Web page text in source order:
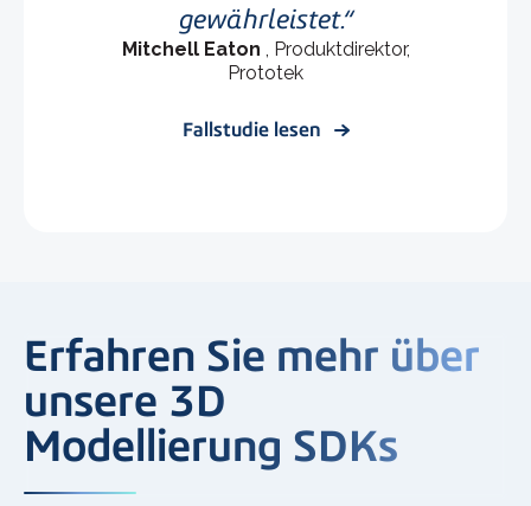
gewährleistet.
Mitchell Eaton
, Produktdirektor,
Prototek
Fallstudie lesen
Erfahren Sie mehr über
unsere 3D
Modellierung SDKs